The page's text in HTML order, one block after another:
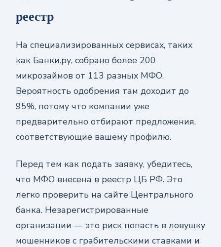
реестр
На специализированных сервисах, таких
как Банки.ру, собрано более 200
микрозаймов от 113 разных МФО.
Вероятность одобрения там доходит до
95%, потому что компании уже
предварительно отбирают предложения,
соответствующие вашему профилю.
Перед тем как подать заявку, убедитесь,
что МФО внесена в реестр ЦБ РФ. Это
легко проверить на сайте Центрального
банка. Незарегистрированные
организации — это риск попасть в ловушку
мошенников с грабительскими ставками и